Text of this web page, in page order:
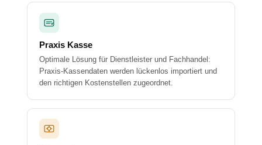
Praxis Kasse
Optimale Lösung für Dienstleister und Fachhandel:
Praxis-Kassendaten werden lückenlos importiert und
den richtigen Kostenstellen zugeordnet.